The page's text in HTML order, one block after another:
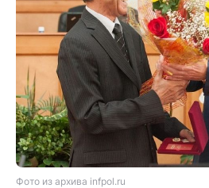
Фото из архива infpol.ru